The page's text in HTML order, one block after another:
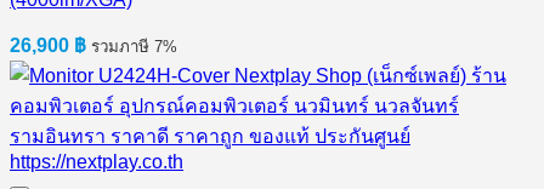
26,900 ฿ รวมภาษี 7%